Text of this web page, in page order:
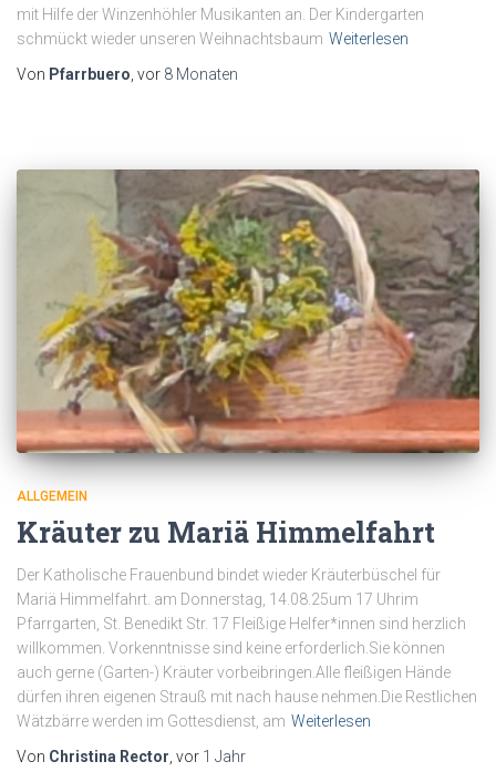
mit Hilfe der Winzenhöhler Musikanten an. Der Kindergarten
schmückt wieder unseren Weihnachtsbaum Weiterlesen
Von Pfarrbuero , vor 8 Monaten
ALLGEMEIN
Kräuter zu Mariä Himmelfahrt
Der Katholische Frauenbund bindet wieder Kräuterbüschel für
Mariä Himmelfahrt. am Donnerstag, 14.08.25um 17 Uhrim
Pfarrgarten, St. Benedikt Str. 17 Fleißige Helfer*innen sind herzlich
willkommen. Vorkenntnisse sind keine erforderlich.Sie können
auch gerne (Garten-) Kräuter vorbeibringen.Alle fleißigen Hände
dürfen ihren eigenen Strauß mit nach hause nehmen.Die Restlichen
Wätzbärre werden im Gottesdienst, am Weiterlesen
Von Christina Rector , vor 1 Jahr